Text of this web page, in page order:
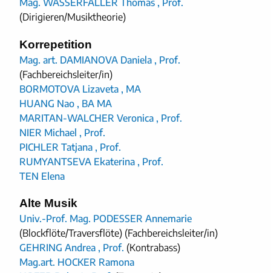
(Dirigieren/Musiktheorie)
Korrepetition
Mag. art. DAMIANOVA Daniela , Prof.
(Fachbereichsleiter/in)
BORMOTOVA Lizaveta , MA
HUANG Nao , BA MA
MARITAN-WALCHER Veronica , Prof.
NIER Michael , Prof.
PICHLER Tatjana , Prof.
RUMYANTSEVA Ekaterina , Prof.
TEN Elena
Alte Musik
Univ.-Prof. Mag. PODESSER Annemarie
(Blockflöte/Traversflöte) (Fachbereichsleiter/in)
GEHRING Andrea , Prof. (Kontrabass)
Mag.art. HOCKER Ramona